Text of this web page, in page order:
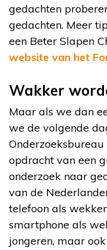
gedachten
gedachten. Meer
een Beter Slapen
website van het
Wakker
Maar als we dan
we de volgende
opdracht van een
onderzoek naar
van de
telefoon als
smartphone als
jongeren, maar